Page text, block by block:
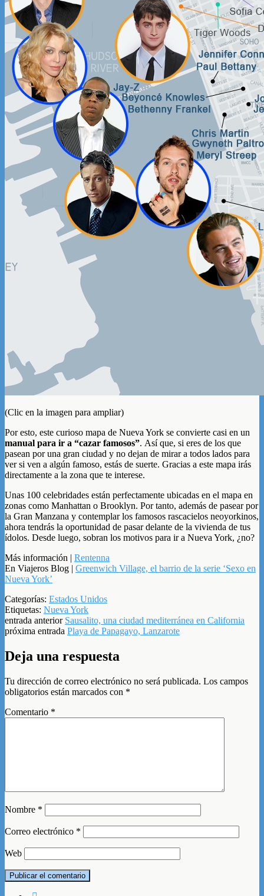
(Clic en la imagen para ampliar)
Por esto, este curioso mapa de Nueva York se convierte casi en un
manual para ir a “cazar famosos”. Así que, si eres de los que
pasean por una gran ciudad y no dejan de mirar a todos lados para
ver si ven a algún famoso, estás de suerte. Gracias a este mapa irás
directamente a la zona que te interese.
Unas 100 celebridades están perfectamente ubicadas en el mapa en
zonas como Manhattan o Brooklyn. Por tanto, además de pasear por
la Gran Manzana y contemplar los famosos rascacielos neoyorkinos,
ahora tendrás la oportunidad de pasar delante de la vivienda de tus
ídolos. Desde luego, sobran los motivos para ir a Nueva York, ¿no?
Más información | Rentenna
En Viajeros Blog | Greenwich Village, el barrio de la serie ‘Sexo en
Nueva York’
Categorías: Estados Unidos
Etiquetas: Nueva York
entrada anterior Sausalito, una ciudad mediterránea en California
próxima entrada Playa de Papagayo, Lanzarote
Deja una respuesta
Tu dirección de correo electrónico no será publicada. Los campos
obligatorios están marcados con *
Comentario *
Nombre *
Correo electrónico *
Web